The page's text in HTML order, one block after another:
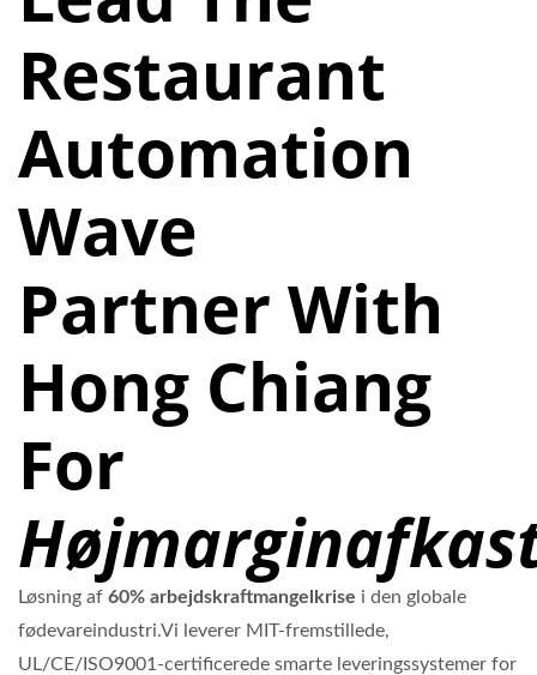
Restaurant
Automation
Wave
Partner With
Hong Chiang
For
Løsning af 60% arbejdskraftmangelkrise i den globale
fødevareindustri.Vi leverer MIT-fremstillede,
UL/CE/ISO9001-certificerede smarte leveringssystemer for